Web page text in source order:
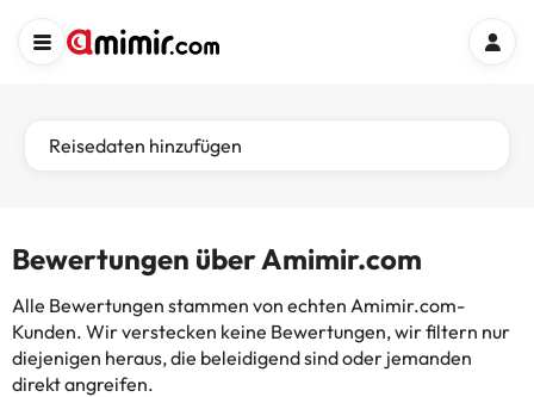
Reisedaten hinzufügen
Bewertungen über Amimir.com
Alle Bewertungen stammen von echten Amimir.com-
Kunden. Wir verstecken keine Bewertungen, wir filtern nur
diejenigen heraus, die beleidigend sind oder jemanden
direkt angreifen.